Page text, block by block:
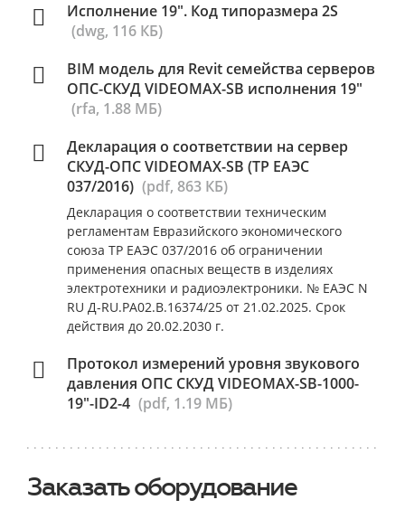
Исполнение 19". Код типоразмера 2S
(dwg, 116 КБ)
BIM модель для Revit семейства серверов
ОПС-СКУД VIDEOMAX-SB исполнения 19"
(rfa, 1.88 МБ)
Декларация о соответствии на сервер
СКУД-ОПС VIDEOMAX-SB (ТР ЕАЭС
037/2016) (pdf, 863 КБ)
Декларация о соответствии техническим
регламентам Евразийского экономического
союза ТР ЕАЭС 037/2016 об ограничении
применения опасных веществ в изделиях
электротехники и радиоэлектроники. № ЕАЭС N
RU Д-RU.РА02.В.16374/25 от 21.02.2025. Срок
действия до 20.02.2030 г.
Протокол измерений уровня звукового
давления ОПС СКУД VIDEOMAX-SB-1000-
19"-ID2-4 (pdf, 1.19 МБ)
Заказать оборудование